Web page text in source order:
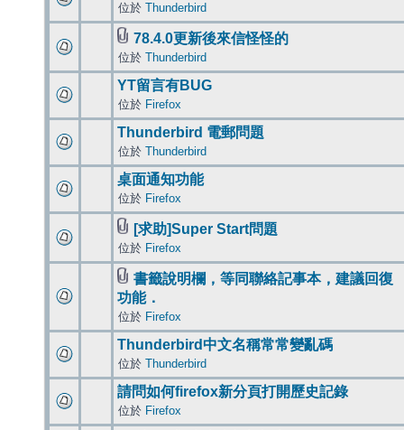
位於 Thunderbird
78.4.0更新後來信怪怪的
位於 Thunderbird
YT留言有BUG
位於 Firefox
Thunderbird 電郵問題
位於 Thunderbird
桌面通知功能
位於 Firefox
[求助]Super Start問題
位於 Firefox
書籤說明欄，等同聯絡記事本，建議回復
功能．
位於 Firefox
Thunderbird中文名稱常常變亂碼
位於 Thunderbird
請問如何firefox新分頁打開歷史記錄
位於 Firefox